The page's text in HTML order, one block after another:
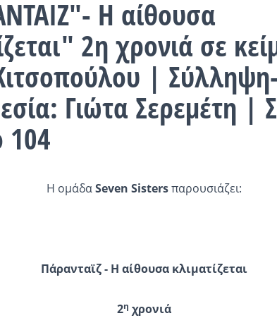
Η αίθουσα
2η χρονιά σε
|
Γιώτα Σερεμέτη |
104
Η ομάδαSeven Sistersπαρουσιάζει:
Πάρανταϊζ - Η αίθουσα κλιματίζεται
2η χρονιά